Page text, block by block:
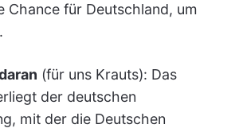
Chance für Deutschland, um
(für uns Krauts): Das
der deutschen
mit der die Deutschen